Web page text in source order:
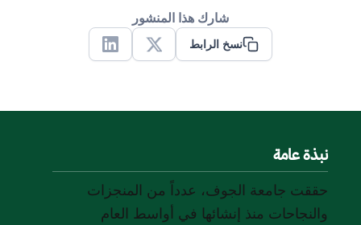
شارك هذا المنشور
نسخ الرابط
X
Linkedin
نبذة عامة
حققت جامعة الجوف، عدداً من المنجزات
والنجاحات منذ إنشائها في أواسط العام